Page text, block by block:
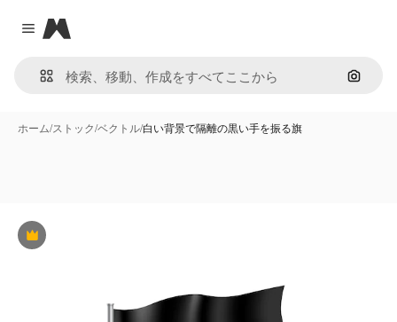
Close menu
Magnific
画像で
ホーム/ストック/ベクトル/白い背景で隔離の黒い手を振る旗
Premium